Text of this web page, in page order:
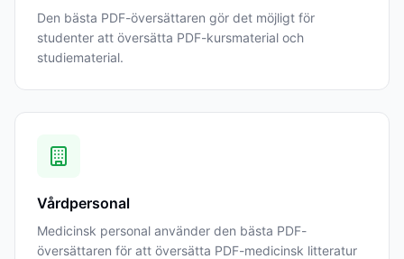
Den bästa PDF-översättaren gör det möjligt för
studenter att översätta PDF-kursmaterial och
studiematerial.
Vårdpersonal
Medicinsk personal använder den bästa PDF-
översättaren för att översätta PDF-medicinsk litteratur